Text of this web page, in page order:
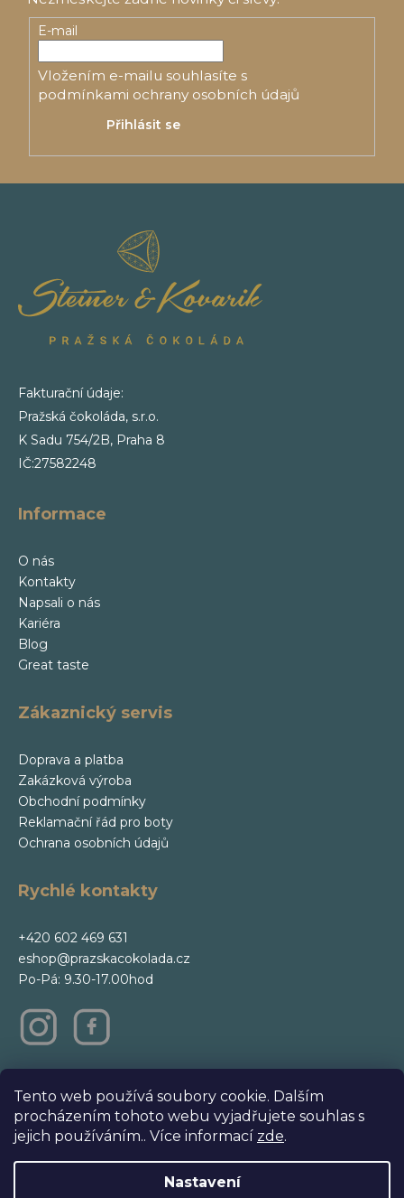
Tento web používá soubory cookie. Dalším
procházením tohoto webu vyjadřujete souhlas s
jejich používáním.. Více informací zde.
Nastavení
E-mail
Vložením e-mailu souhlasíte s
podmínkami ochrany osobních údajů
Přihlásit se
Fakturační údaje:
Pražská čokoláda, s.r.o.
K Sadu 754/2B, Praha 8
IČ:27582248
Informace
O nás
Kontakty
Napsali o nás
Kariéra
Blog
Great taste
Zákaznický servis
Doprava a platba
Zakázková výroba
Obchodní podmínky
Reklamační řád pro boty
Ochrana osobních údajů
Rychlé kontakty
+420 602 469 631
eshop@prazskacokolada.cz
Po-Pá: 9.30-17.00hod